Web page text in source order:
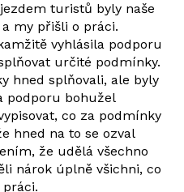
turistů byly naše
my přišli o práci.
vyhlásila podporu
určité podmínky.
hned splňovali, ale byly
podporu bohužel
co za podmínky
hned na to se ozval
že udělá všechno
nárok úplně všichni, co